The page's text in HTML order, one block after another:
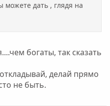
можете дать , глядя на
богаты, так сказать
делай прямо
не быть.